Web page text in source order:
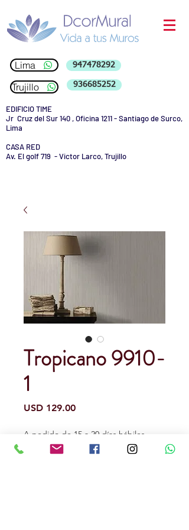
Lima 947478292
Trujillo 936685252
EDIFICIO TIME
Jr Cruz del Sur 140 , Oficina 1211 - Santiago de Surco,
Lima
CASA RED
Av. El golf 719 - Victor Larco, Trujillo
Tropicano 9910-
1
USD 129.00Precio
A pedido de 15 a 20 días hábiles.
(opcional)